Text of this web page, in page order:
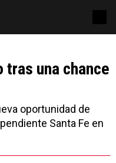
una chance
oportunidad de
Santa Fe en